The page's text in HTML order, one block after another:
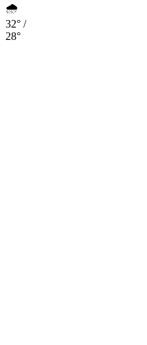
🌧️
32° /
28°